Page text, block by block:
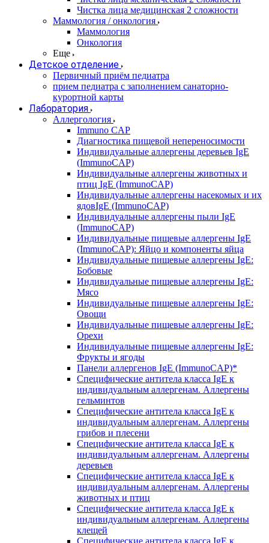
Чистка лица медицинская 2 сложности
Маммология / онкология
Маммология
Онкология
Еще
Детское отделение
Первичный приём педиатра
прием педиатра с заполнением санаторно-
курортной карты
Лаборатория
Аллергология
Immuno CAP
Диагностика пищевой непереносимости
Индивидуальные аллергены деревьев IgE
(ImmunoCAP)
Индивидуальные аллергены животных и
птиц IgE (ImmunoCAP)
Индивидуальные аллергены насекомых и их
ядовIgE (ImmunoCAP)
Индивидуальные аллергены пыли IgE
(ImmunoCAP)
Индивидуальные пищевые аллергены IgE
(ImmunoCAP): Яйцо и компоненты яйца
Индивидуальные пищевые аллергены IgE:
Бобовые
Индивидуальные пищевые аллергены IgE:
Мясо
Индивидуальные пищевые аллергены IgE:
Овощи
Индивидуальные пищевые аллергены IgE:
Орехи
Индивидуальные пищевые аллергены IgE:
Фрукты и ягоды
Панели аллергенов IgE (ImmunoCAP)*
Специфические антитела класса IgE к
индивидуальным аллергенам. Аллергены
гельминтов
Специфические антитела класса IgE к
индивидуальным аллергенам. Аллергены
грибов и плесени
Специфические антитела класса IgE к
индивидуальным аллергенам. Аллергены
деревьев
Специфические антитела класса IgE к
индивидуальным аллергенам. Аллергены
животных и птиц
Специфические антитела класса IgE к
индивидуальным аллергенам. Аллергены
клещей
Специфические антитела класса IgE к